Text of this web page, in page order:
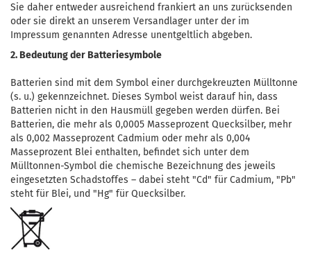
Sie daher entweder ausreichend frankiert an uns zurücksenden
oder sie direkt an unserem Versandlager unter der im
Impressum genannten Adresse unentgeltlich abgeben.
2. Bedeutung der Batteriesymbole
Batterien sind mit dem Symbol einer durchgekreuzten Mülltonne
(s. u.) gekennzeichnet. Dieses Symbol weist darauf hin, dass
Batterien nicht in den Hausmüll gegeben werden dürfen. Bei
Batterien, die mehr als 0,0005 Masseprozent Quecksilber, mehr
als 0,002 Masseprozent Cadmium oder mehr als 0,004
Masseprozent Blei enthalten, befindet sich unter dem
Mülltonnen-Symbol die chemische Bezeichnung des jeweils
eingesetzten Schadstoffes – dabei steht "Cd" für Cadmium, "Pb"
steht für Blei, und "Hg" für Quecksilber.